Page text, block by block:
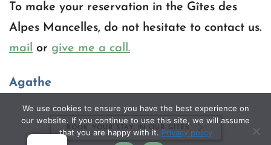
To make your reservation in the Gîtes des
mail or give me a call.
Agathe
BOOK YOUR STAY IN OUR GÎTES
We use cookies to ensure you have the best experience on
our website. If you continue to use this site, we will assume
that you are happy with it.Privacy policy